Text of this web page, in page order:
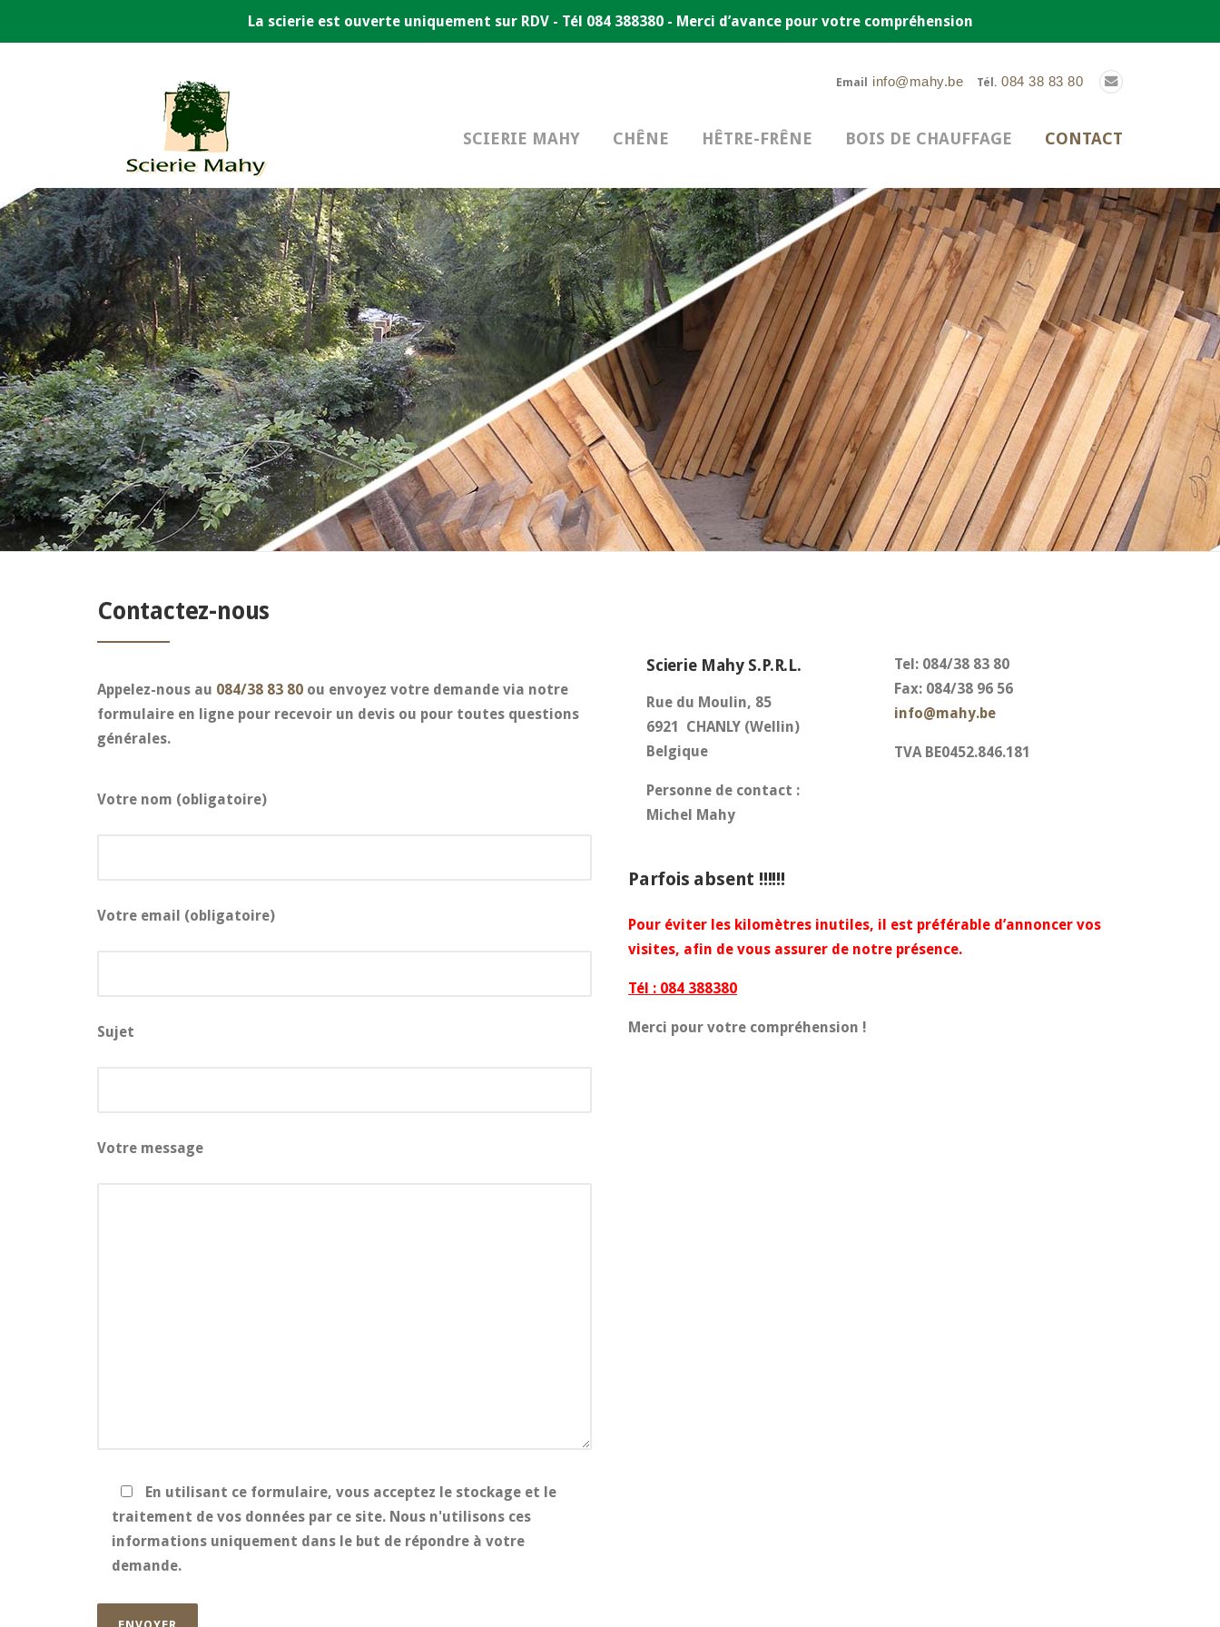
La scierie est ouverte uniquement sur RDV - Tél 084 388380 - Merci d’avance pour votre compréhension
Tél. 084 38 83 80
Email info@mahy.be
SCIERIE MAHY CHÊNE HÊTRE-FRÊNE BOIS DE CHAUFFAGE CONTACT
Contactez-nous
Appelez-nous au 084/38 83 80 ou envoyez votre demande via notre
formulaire en ligne pour recevoir un devis ou pour toutes questions
générales.
Votre nom (obligatoire)
Votre email (obligatoire)
Sujet
Votre message
En utilisant ce formulaire, vous acceptez le stockage et le
traitement de vos données par ce site. Nous n'utilisons ces
informations uniquement dans le but de répondre à votre
demande.
Scierie Mahy S.P.R.L.
Rue du Moulin, 85
6921 CHANLY (Wellin)
Belgique
Personne de contact :
Michel Mahy
Tel: 084/38 83 80
Fax: 084/38 96 56
info@mahy.be
TVA BE0452.846.181
Parfois absent !!!!!!
Pour éviter les kilomètres inutiles, il est préférable d’annoncer vos
visites, afin de vous assurer de notre présence.
Tél : 084 388380
Merci pour votre compréhension !